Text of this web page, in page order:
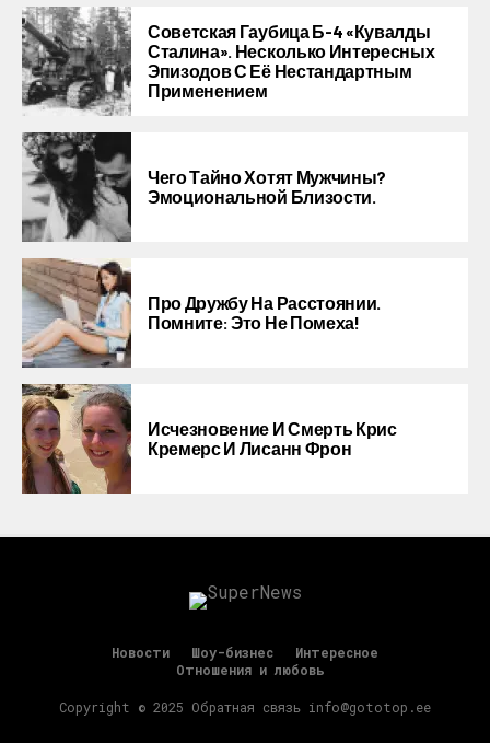
Советская Гаубица Б-4 «Кувалды
Сталина». Несколько Интересных
Эпизодов С Её Нестандартным
Применением
Чего Тайно Хотят Мужчины?
Эмоциональной Близости.
Про Дружбу На Расстоянии.
Помните: Это Не Помеха!
Исчезновение И Смерть Крис
Кремерс И Лисанн Фрон
Новости Шоу-бизнес
Интересное
Отношения и любовь
Copyright © 2025 Обратная связь info@gototop.ee